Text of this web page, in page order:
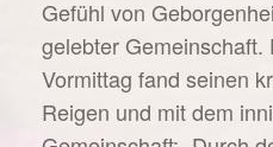
Gefühl von
gelebter Gemeinschaft.
Vormittag fand seinen
Reigen und mit dem